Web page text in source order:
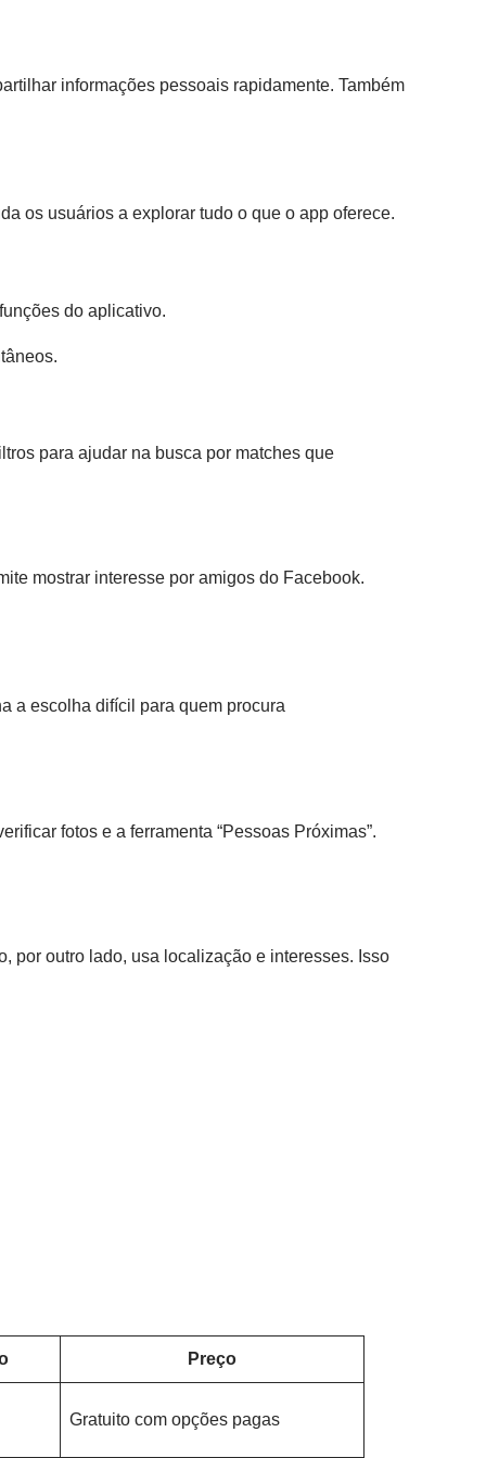
informações pessoais rapidamente. Também
os usuários a explorar tudo o que o app oferece.
do aplicativo.
para ajudar na busca por matches que
mostrar interesse por amigos do Facebook.
a escolha difícil para quem procura
fotos e a ferramenta “Pessoas Próximas”.
por outro lado, usa localização e interesses. Isso
Preço
Gratuito com opções pagas